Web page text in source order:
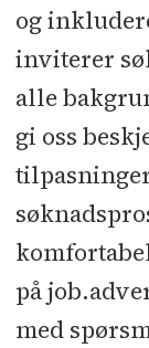
og
inviterer
alle
gi oss
på
med